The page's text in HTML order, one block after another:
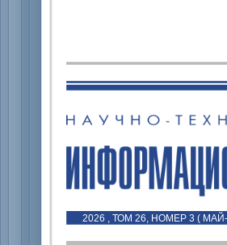
2026 , ТОМ 26, НОМЕР 3 (